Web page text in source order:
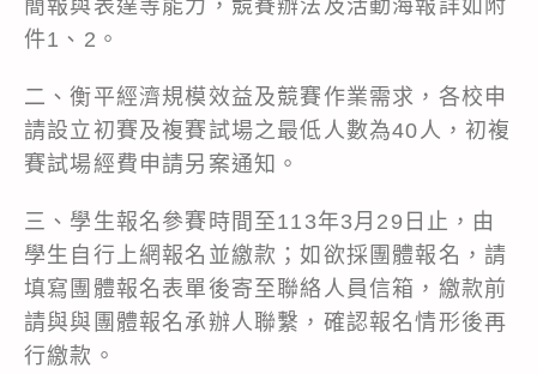
簡報與表達等能力，競賽辦法及活動海報詳如附
件1、2。
二、衡平經濟規模效益及競賽作業需求，各校申
請設立初賽及複賽試場之最低人數為40人，初複
賽試場經費申請另案通知。
三、學生報名參賽時間至113年3月29日止，由
學生自行上網報名並繳款；如欲採團體報名，請
填寫團體報名表單後寄至聯絡人員信箱，繳款前
請與與團體報名承辦人聯繫，確認報名情形後再
行繳款。